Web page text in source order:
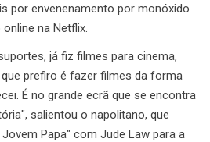
por envenenamento por monóxido
na Netflix.
já fiz filmes para cinema,
prefiro é fazer filmes da forma
É no grande ecrã que se encontra
salientou o napolitano, que
Papa" com Jude Law para a